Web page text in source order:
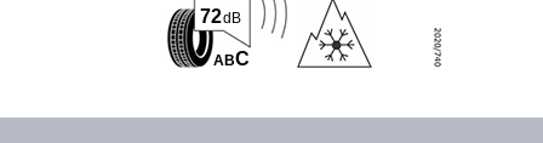
ABC
72dB